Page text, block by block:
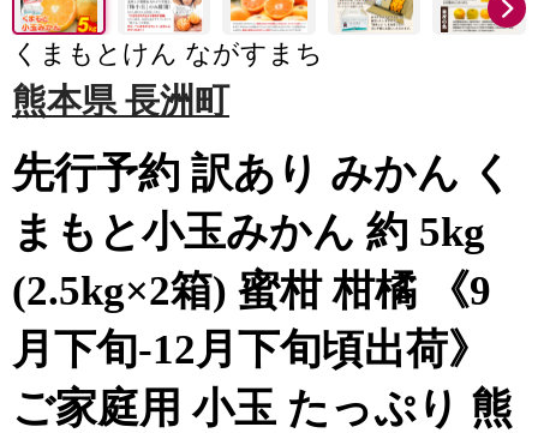
くまもとけん ながすまち
熊本県 長洲町
先行予約 訳あり みかん く
まもと小玉みかん 約 5kg
(2.5kg×2箱) 蜜柑 柑橘 《9
月下旬-12月下旬頃出荷》
ご家庭用 小玉 たっぷり 熊